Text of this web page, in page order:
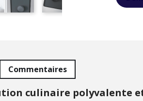
Commentaires
culinaire polyvalente